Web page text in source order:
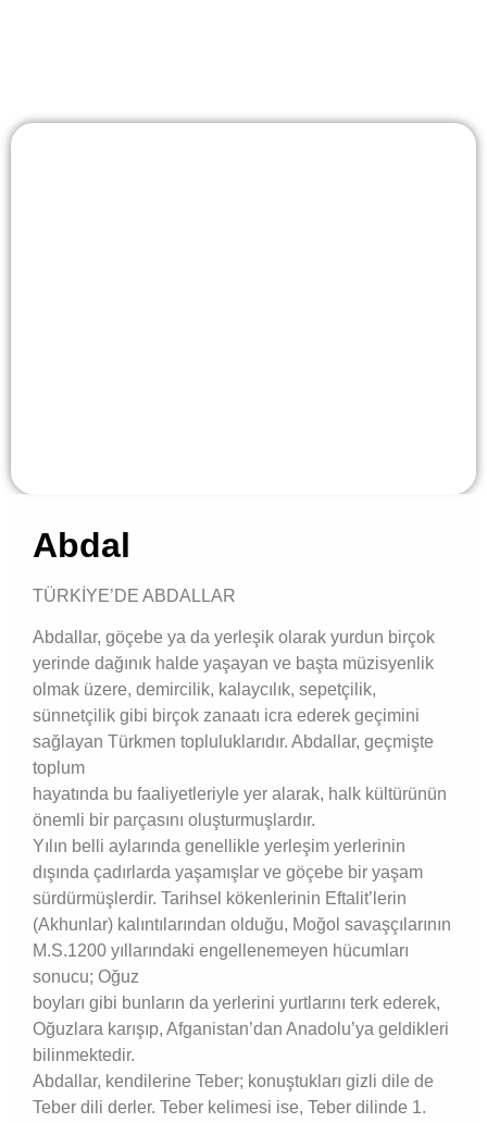
Abdal
TÜRKİYE’DE ABDALLAR
Abdallar, göçebe ya da yerleşik olarak yurdun birçok
yerinde dağınık halde yaşayan ve başta müzisyenlik
olmak üzere, demircilik, kalaycılık, sepetçilik,
sünnetçilik gibi birçok zanaatı icra ederek geçimini
sağlayan Türkmen topluluklarıdır. Abdallar, geçmişte
toplum
hayatında bu faaliyetleriyle yer alarak, halk kültürünün
önemli bir parçasını oluşturmuşlardır.
Yılın belli aylarında genellikle yerleşim yerlerinin
dışında çadırlarda yaşamışlar ve göçebe bir yaşam
sürdürmüşlerdir. Tarihsel kökenlerinin Eftalit’lerin
(Akhunlar) kalıntılarından olduğu, Moğol savaşçılarının
M.S.1200 yıllarındaki engellenemeyen hücumları
sonucu; Oğuz
boyları gibi bunların da yerlerini yurtlarını terk ederek,
Oğuzlara karışıp, Afganistan’dan Anadolu’ya geldikleri
bilinmektedir.
Abdallar, kendilerine Teber; konuştukları gizli dile de
Teber dili derler. Teber kelimesi ise, Teber dilinde 1.